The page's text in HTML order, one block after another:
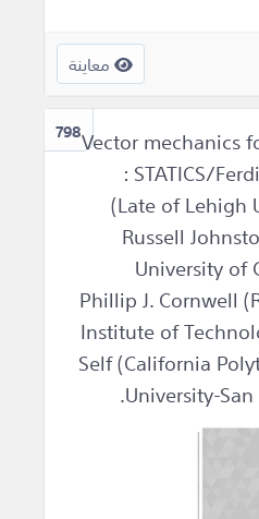
معاينة
798Vector mechanics
: STATICS/
(Late of Lehigh
Russell
University of
Phillip J. Cornwell
Institute of
Self (California
University-